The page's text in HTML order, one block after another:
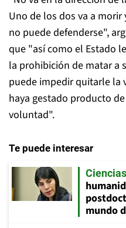
Uno de los dos va a
no puede defenderse",
que "así como el Estado
la prohibición de matar a
puede impedir quitarle la
haya gestado producto
voluntad".
Te puede interesar
Ciencias
mundo